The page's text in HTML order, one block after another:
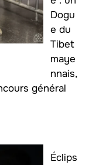
Dogu
e du
Tibet
maye
nnais,
général
Éclips